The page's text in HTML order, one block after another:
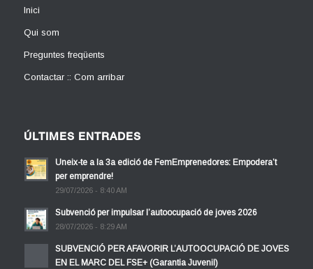
Inici
Qui som
Preguntes freqüents
Contactar :: Com arribar
ÚLTIMES ENTRADES
Uneix-te a la 3a edició de FemEmprenedores: Empodera’t
per emprendre!
29/07/2026 - 8:40 AM
Subvenció per impulsar l’autoocupació de joves 2026
28/07/2026 - 8:29 AM
SUBVENCIÓ PER AFAVORIR L’AUTOOCUPACIÓ DE JOVES
EN EL MARC DEL FSE+ (Garantia Juvenil)